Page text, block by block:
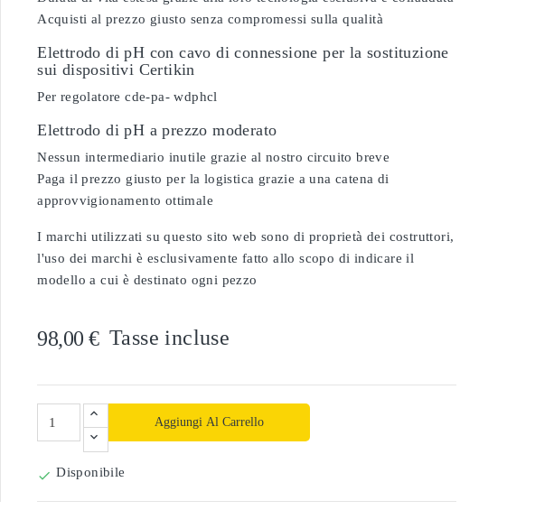
Acquisti al prezzo giusto senza compromessi sulla qualità
Elettrodo di pH con cavo di connessione per la sostituzione
sui dispositivi Certikin
Per regolatore cde-pa- wdphcl
Elettrodo di pH a prezzo moderato
Nessun intermediario inutile grazie al nostro circuito breve
Paga il prezzo giusto per la logistica grazie a una catena di
approvvigionamento ottimale
I marchi utilizzati su questo sito web sono di proprietà dei costruttori,
l'uso dei marchi è esclusivamente fatto allo scopo di indicare il
modello a cui è destinato ogni pezzo
98,00 € Tasse incluse
Aggiungi Al Carrello
 Disponibile